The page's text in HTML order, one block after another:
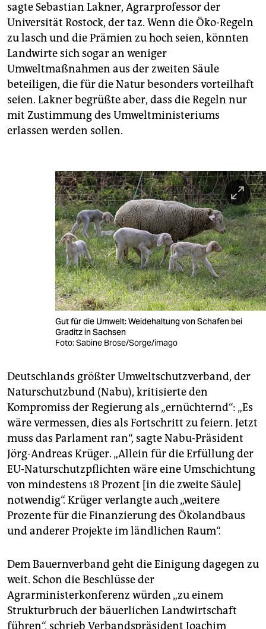
sagte Sebastian Lak­ner, Agrarprofessor der
Universität Rostock, der taz. Wenn die Öko-Regeln
zu lasch und die Prämien zu hoch seien, könnten
Landwirte sich sogar an weniger
Umweltmaßnahmen aus der zweiten Säule
beteiligen, die für die Natur besonders vorteilhaft
seien. Lakner begrüßte aber, dass die Regeln nur
mit Zustimmung des Umweltministeriums
erlassen werden sollen.
Gut für die Umwelt: Weidehaltung von Schafen bei
Graditz in Sachsen
Foto: Sabine Brose/Sorge/imago
Deutschlands größter Umweltschutzverband, der
Naturschutzbund (Nabu), kritisierte den
Kompromiss der Regierung als „ernüchternd“: „Es
wäre vermessen, dies als Fortschritt zu feiern. Jetzt
muss das Parlament ran“, sagte Nabu-Präsident
Jörg-Andreas Krüger. „Allein für die Erfüllung der
EU-Naturschutzpflichten wäre eine Umschichtung
von mindestens 18 Prozent [in die zweite Säule]
notwendig“. Krüger verlangte auch „weitere
Prozente für die Finanzierung des Ökolandbaus
und anderer Projekte im ländlichen Raum“.
Dem Bauernverband geht die Einigung dagegen zu
weit. Schon die Beschlüsse der
Agrarministerkonferenz würden „zu einem
Strukturbruch der bäuerlichen Landwirtschaft
führen“, schrieb Verbandspräsident Joachim